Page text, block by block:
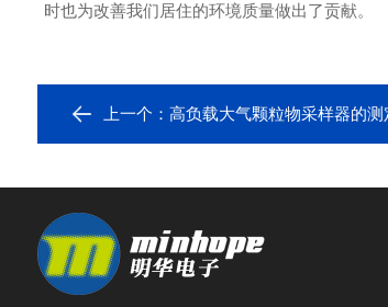
时也为改善我们居住的环境质量做出了贡献。
上一个： 高负载大气颗粒物采样器的测